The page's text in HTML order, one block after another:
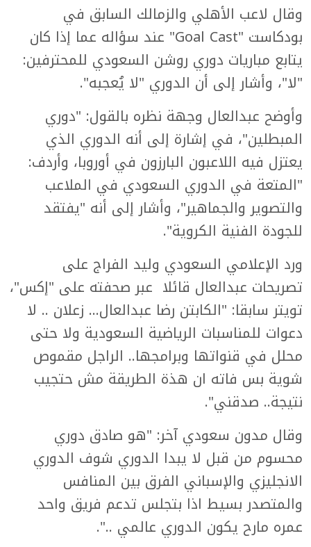
وقال لاعب الأهلي والزمالك السابق في
بودكاست "Goal Cast" عند سؤاله عما إذا كان
يتابع مباريات دوري روشن السعودي للمحترفين:
"لا"، وأشار إلى أن الدوري "لا يُعجبه".
وأوضح عبدالعال وجهة نظره بالقول: "دوري
المبطلين"، في إشارة إلى أنه الدوري الذي
يعتزل فيه اللاعبون البارزون في أوروبا، وأردف:
"المتعة في الدوري السعودي في الملاعب
والتصوير والجماهير"، وأشار إلى أنه "يفتقد
للجودة الفنية الكروية".
ورد الإعلامي السعودي وليد الفراج على
تصريحات عبدالعال قائلا عبر صحفته على "إكس"،
تويتر سابقا: "الكابتن رضا عبدالعال... زعلان .. لا
دعوات للمناسبات الرياضية السعودية ولا حتى
محلل في قنواتها وبرامجها.. الراجل مقموص
شوية بس فاته ان هذة الطريقة مش حتجيب
نتيجة.. صدقني".
وقال مدون سعودي آخر: "هو صادق دوري
محسوم من قبل لا يبدا الدوري شوف الدوري
الانجليزي والإسباني الفرق بين المنافس
والمتصدر بسيط اذا بتجلس تدعم فريق واحد
عمره مارح يكون الدوري عالمي ..".